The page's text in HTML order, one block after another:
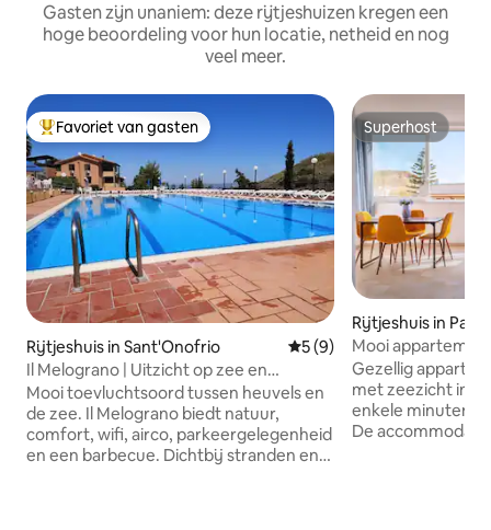
Gasten zijn unaniem: deze rijtjeshuizen kregen een
hoge beoordeling voor hun locatie, netheid en nog
veel meer.
Topfavoriet van gasten
Favoriet van gasten
Rijtjeshuis in Sant'Onofrio Gemiddelde beoordeling
5 (9)
Il Melograno | Uitzicht op zee en
ontspanning in de buurt van Palermo
Mooi toevluchtsoord tussen heuvels en
de zee. Il Melograno biedt natuur,
comfort, wifi, airco, parkeergelegenheid
en een barbecue. Dichtbij stranden en
Superhost
Superhost
Rijtjeshuis in
Mooi
Addaura
Gezellig
met zeezicht in
enkele minuten
De